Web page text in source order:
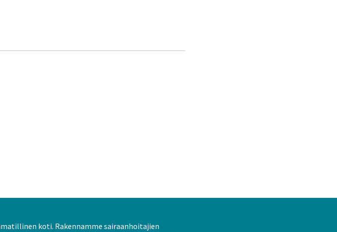
koti. Rakennamme sairaanhoitajien